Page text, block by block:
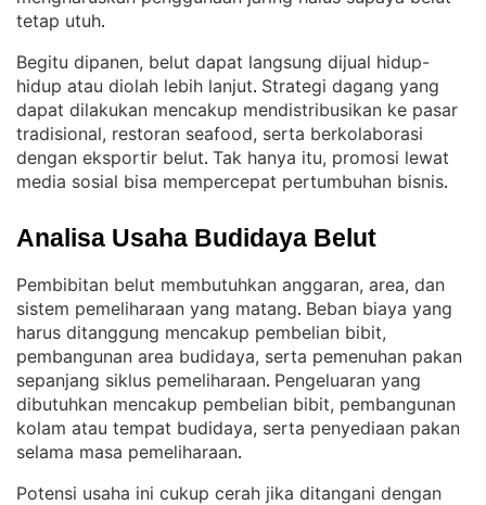
tetap utuh.
Begitu dipanen, belut dapat langsung dijual hidup-
hidup atau diolah lebih lanjut. Strategi dagang yang
dapat dilakukan mencakup mendistribusikan ke pasar
tradisional, restoran seafood, serta berkolaborasi
dengan eksportir belut. Tak hanya itu, promosi lewat
media sosial bisa mempercepat pertumbuhan bisnis.
Analisa Usaha Budidaya Belut
Pembibitan belut membutuhkan anggaran, area, dan
sistem pemeliharaan yang matang. Beban biaya yang
harus ditanggung mencakup pembelian bibit,
pembangunan area budidaya, serta pemenuhan pakan
sepanjang siklus pemeliharaan. Pengeluaran yang
dibutuhkan mencakup pembelian bibit, pembangunan
kolam atau tempat budidaya, serta penyediaan pakan
selama masa pemeliharaan.
Potensi usaha ini cukup cerah jika ditangani dengan